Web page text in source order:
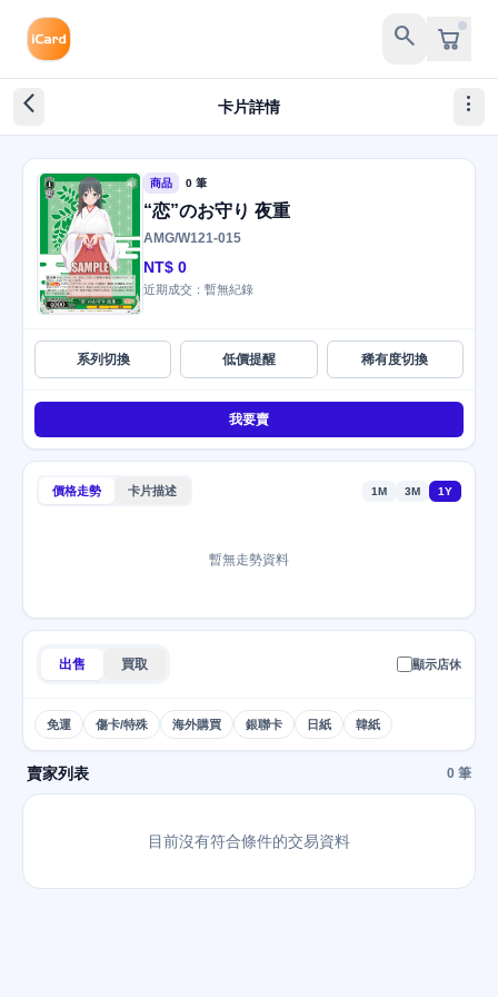
search
arrow_back_ios_new 卡片詳情 more_vert
商品 0 筆
“恋”のお守り 夜重
AMG/W121-015
NT$ 0
近期成交：暫無紀錄
系列切換 低價提醒 稀有度切換
我要賣
價格走勢 卡片描述 1M 3M 1Y
暫無走勢資料
出售 買取 顯示店休
免運 傷卡/特殊 海外購買 銀聯卡 日紙 韓紙
賣家列表 0 筆
目前沒有符合條件的交易資料